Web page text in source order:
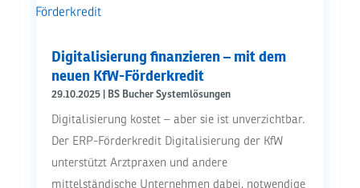
Digitalisierung finanzieren – mit dem
neuen KfW-Förderkredit
29.10.2025| BS Bucher Systemlösungen
Digitalisierung kostet – aber sie ist unverzichtbar.
Der ERP-Förderkredit Digitalisierung der KfW
unterstützt Arztpraxen und andere
mittelständische Unternehmen dabei, notwendige